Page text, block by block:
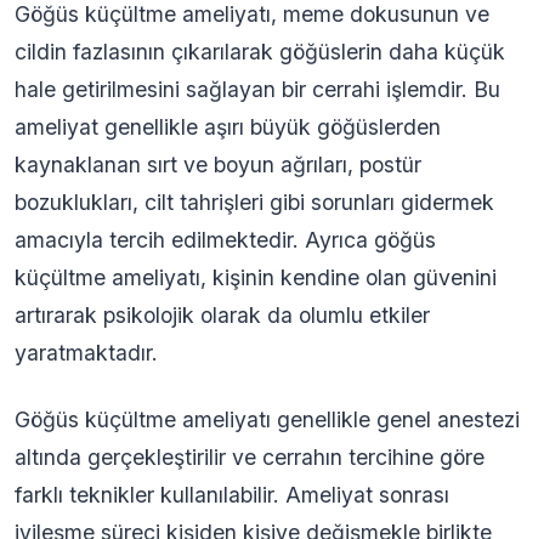
Göğüs küçültme ameliyatı, meme dokusunun ve
cildin fazlasının çıkarılarak göğüslerin daha küçük
hale getirilmesini sağlayan bir cerrahi işlemdir. Bu
ameliyat genellikle aşırı büyük göğüslerden
kaynaklanan sırt ve boyun ağrıları, postür
bozuklukları, cilt tahrişleri gibi sorunları gidermek
amacıyla tercih edilmektedir. Ayrıca göğüs
küçültme ameliyatı, kişinin kendine olan güvenini
artırarak psikolojik olarak da olumlu etkiler
yaratmaktadır.
Göğüs küçültme ameliyatı genellikle genel anestezi
altında gerçekleştirilir ve cerrahın tercihine göre
farklı teknikler kullanılabilir. Ameliyat sonrası
iyileşme süreci kişiden kişiye değişmekle birlikte